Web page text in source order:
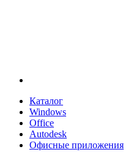
Каталог
Windows
Office
Autodesk
Офисные приложения